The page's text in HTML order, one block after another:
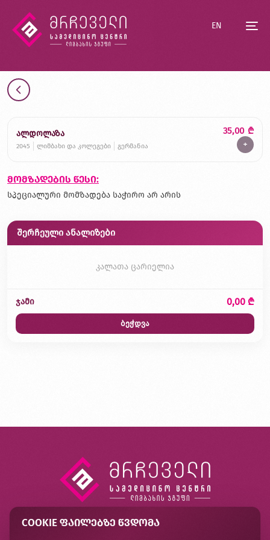
EN
ალდოლაზა
2045 ლიმბახი და კოლეგები გერმანია
35,00 ₾
+
მომზადების წესი:
სპეციალური მომზადება საჭირო არ არის
შერჩეული ანალიზები
კალათა ცარიელია
ჯამი 0,00 ₾
ბეჭდვა
COOKIE ᲤᲐᲘᲚᲔᲑᲖᲔ ᲬᲕᲓᲝᲛᲐ